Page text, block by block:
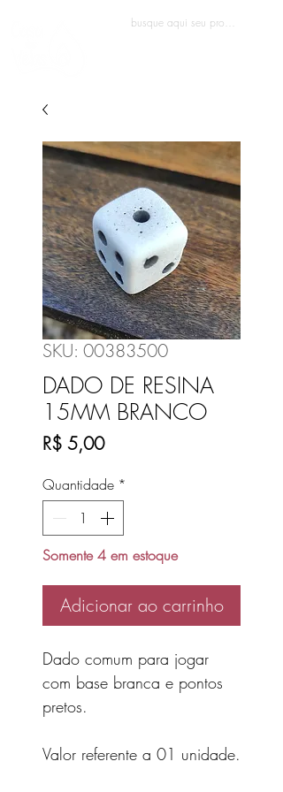
SKU: 00383500
DADO DE RESINA
15MM BRANCO
R$ 5,00Preço
Quantidade *
Somente 4 em estoque
Adicionar ao carrinho
Dado comum para jogar
com base branca e pontos
pretos.
Valor referente a 01 unidade.